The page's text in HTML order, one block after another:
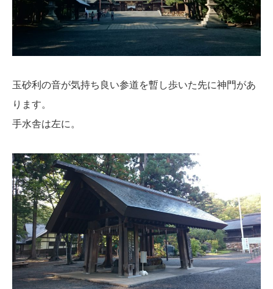
玉砂利の音が気持ち良い参道を暫し歩いた先に神門があ
ります。
手水舎は左に。